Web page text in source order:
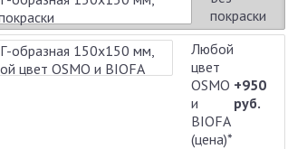
покраски
Любой
цвет
OSMO
и
BIOFA
(цена)*
+950
руб.